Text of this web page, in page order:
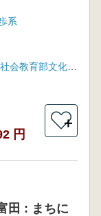
系
高槻市教育委員会社会教育部文化財課
円
＋
田 : まちに